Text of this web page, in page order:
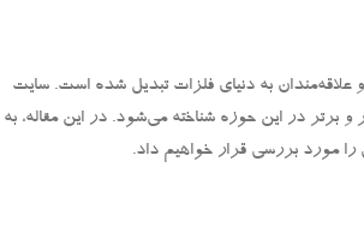
علاقه‌مندان به دنیای فلزات تبدیل شده است. سایت
و برتر در این حوزه شناخته می‌شود. در این مقاله، به
مورد بررسی قرار خواهیم داد.